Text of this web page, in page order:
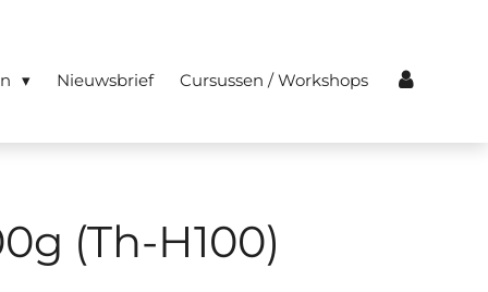
Nieuwsbrief Cursussen / Workshops
(Th-H100)